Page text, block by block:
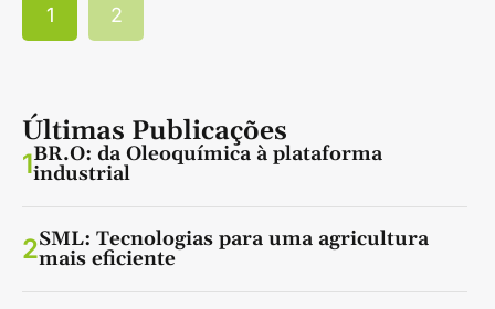
1 2
Últimas Publicações
1BR.O: da Oleoquímica à plataforma
industrial
2SML: Tecnologias para uma agricultura
mais eficiente